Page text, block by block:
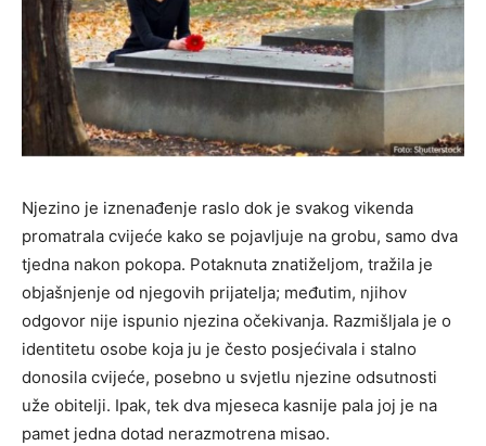
Njezino je iznenađenje raslo dok je svakog vikenda
promatrala cvijeće kako se pojavljuje na grobu, samo dva
tjedna nakon pokopa. Potaknuta znatiželjom, tražila je
objašnjenje od njegovih prijatelja; međutim, njihov
odgovor nije ispunio njezina očekivanja. Razmišljala je o
identitetu osobe koja ju je često posjećivala i stalno
donosila cvijeće, posebno u svjetlu njezine odsutnosti
uže obitelji. Ipak, tek dva mjeseca kasnije pala joj je na
pamet jedna dotad nerazmotrena misao.